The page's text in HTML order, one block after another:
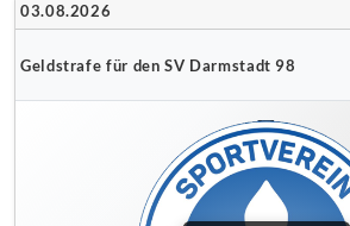
03.08.2026
Geldstrafe für den SV Darmstadt 98